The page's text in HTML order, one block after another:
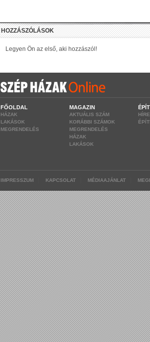
FŐOLDAL
HÁZAK
LAKÁSOK
MEGRENDELÉS
MAGAZIN
AKTUÁLIS SZÁM
KORÁBBI SZÁMOK
MEGRENDELÉS
HÁZAK
LAKÁSOK
IMPRESSZUM KAPCSOLAT MÉDIAAJÁNLAT